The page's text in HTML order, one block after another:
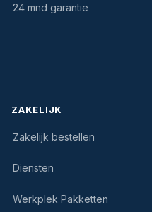
24 mnd garantie
ZAKELIJK
Zakelijk bestellen
Diensten
Werkplek Pakketten